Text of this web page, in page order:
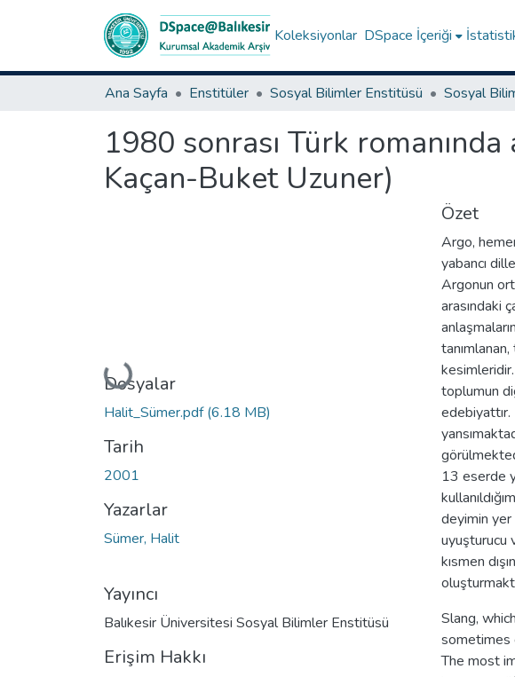
Koleksiyonlar DSpace İçeriği
Ana Sayfa Enstitüler Sosyal Bilimler Enstitüsü
1980 sonrası Türk
Kaçan-Buket Uzuner)
Yükleniyor...
Dosyalar
Halit_Sümer.pdf(6.18 MB)
Tarih
2001
Yazarlar
Sümer, Halit
Yayıncı
Balıkesir Üniversitesi Sosyal Bilimler Enstitüsü
Erişim Hakkı
Özet
Argo,
yabancı
Argonun
arasındaki
kesimleridir.
toplumun
13 eserde
deyimin yer
uyuşturucu
kısmen
Slang,
sometimes
The most